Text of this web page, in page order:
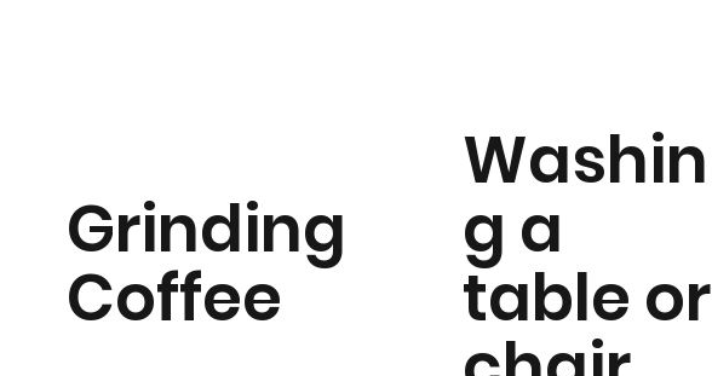
Grinding
Coffee
Washin
g a
table or